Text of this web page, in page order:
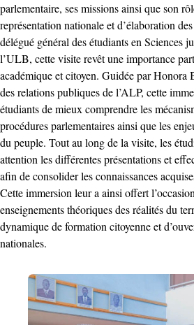
parlementaire, ses missions ainsi que son
représentation nationale et d’élaboration
délégué général des étudiants en Sciences
l’ULB, cette visite revêt une importance
académique et citoyen. Guidée par
des relations publiques de l’ALP, cette
étudiants de mieux comprendre les
procédures parlementaires ainsi que les
du peuple. Tout au long de la visite, les
attention les différentes présentations et
afin de consolider les connaissances
Cette immersion leur a ainsi offert
enseignements théoriques des réalités du
dynamique de formation citoyenne et
nationales.